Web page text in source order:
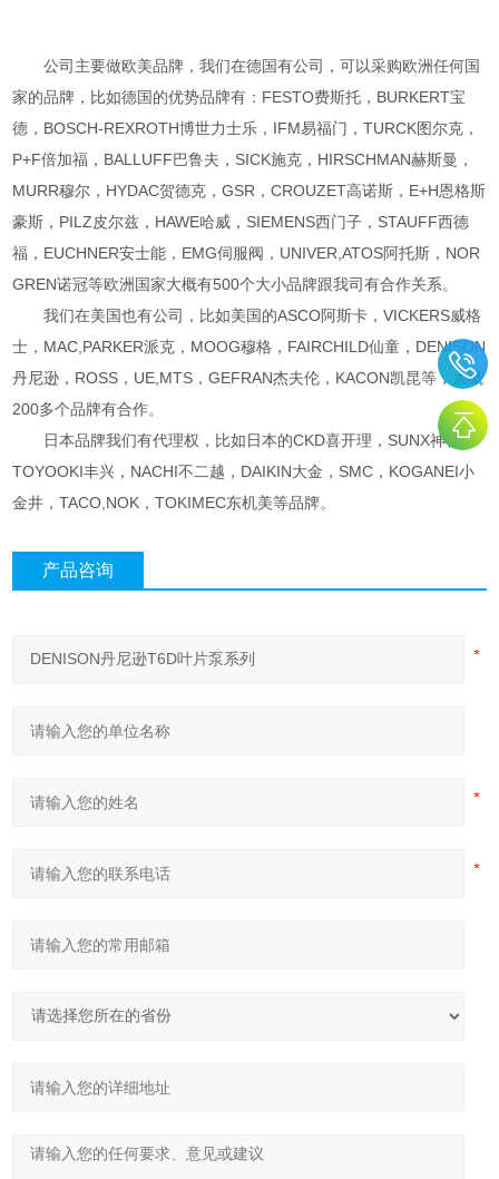
公司主要做欧美品牌，我们在德国有公司，可以采购欧洲任何国
家的品牌，比如德国的优势品牌有：FESTO费斯托，BURKERT宝
德，BOSCH-REXROTH博世力士乐，IFM易福门，TURCK图尔克，
P+F倍加福，BALLUFF巴鲁夫，SICK施克，HIRSCHMAN赫斯曼，
MURR穆尔，HYDAC贺德克，GSR，CROUZET高诺斯，E+H恩格斯
豪斯，PILZ皮尔兹，HAWE哈威，SIEMENS西门子，STAUFF西德
福，EUCHNER安士能，EMG伺服阀，UNIVER,ATOS阿托斯，NOR
GREN诺冠等欧洲国家大概有500个大小品牌跟我司有合作关系。
我们在美国也有公司，比如美国的ASCO阿斯卡，VICKERS威格
士，MAC,PARKER派克，MOOG穆格，FAIRCHILD仙童，DENISON
丹尼逊，ROSS，UE,MTS，GEFRAN杰夫伦，KACON凯昆等，大概
200多个品牌有合作。
日本品牌我们有代理权，比如日本的CKD喜开理，SUNX神视，
TOYOOKI丰兴，NACHI不二越，DAIKIN大金，SMC，KOGANEI小
金井，TACO,NOK，TOKIMEC东机美等品牌。
产品咨询